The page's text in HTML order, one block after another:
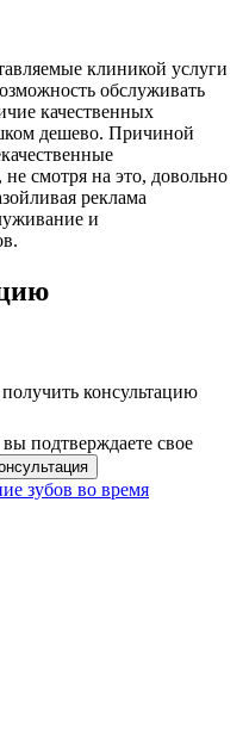
клиникой услуги
обслуживать
качественных
дешево. Причиной
смотря на это, довольно
реклама
и
консультацию
подтверждаете свое
зубов во время